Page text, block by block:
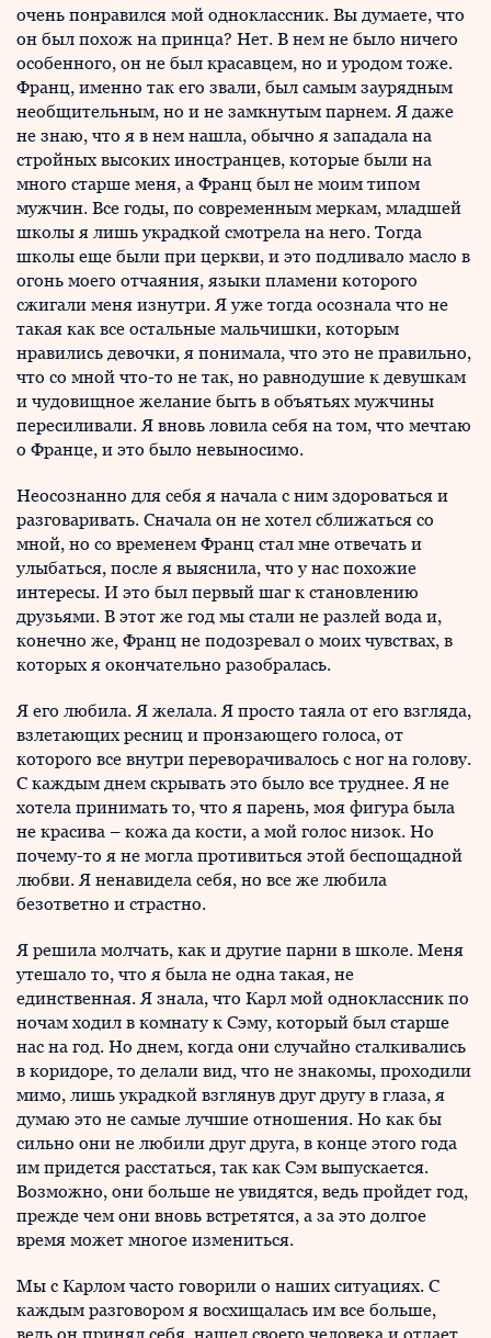
очень понравился мой одноклассник. Вы думаете, что
он был похож на принца? Нет. В нем не было ничего
особенного, он не был красавцем, но и уродом тоже.
Франц, именно так его звали, был самым заурядным
необщительным, но и не замкнутым парнем. Я даже
не знаю, что я в нем нашла, обычно я западала на
стройных высоких иностранцев, которые были на
много старше меня, а Франц был не моим типом
мужчин. Все годы, по современным меркам, младшей
школы я лишь украдкой смотрела на него. Тогда
школы еще были при церкви, и это подливало масло в
огонь моего отчаяния, языки пламени которого
сжигали меня изнутри. Я уже тогда осознала что не
такая как все остальные мальчишки, которым
нравились девочки, я понимала, что это не правильно,
что со мной что-то не так, но равнодушие к девушкам
и чудовищное желание быть в объятьях мужчины
пересиливали. Я вновь ловила себя на том, что мечтаю
о Франце, и это было невыносимо.
Неосознанно для себя я начала с ним здороваться и
разговаривать. Сначала он не хотел сближаться со
мной, но со временем Франц стал мне отвечать и
улыбаться, после я выяснила, что у нас похожие
интересы. И это был первый шаг к становлению
друзьями. В этот же год мы стали не разлей вода и,
конечно же, Франц не подозревал о моих чувствах, в
которых я окончательно разобралась.
Я его любила. Я желала. Я просто таяла от его взгляда,
взлетающих ресниц и пронзающего голоса, от
которого все внутри переворачивалось с ног на голову.
С каждым днем скрывать это было все труднее. Я не
хотела принимать то, что я парень, моя фигура была
не красива – кожа да кости, а мой голос низок. Но
почему-то я не могла противиться этой беспощадной
любви. Я ненавидела себя, но все же любила
безответно и страстно.
Я решила молчать, как и другие парни в школе. Меня
утешало то, что я была не одна такая, не
единственная. Я знала, что Карл мой одноклассник по
ночам ходил в комнату к Сэму, который был старше
нас на год. Но днем, когда они случайно сталкивались
в коридоре, то делали вид, что не знакомы, проходили
мимо, лишь украдкой взглянув друг другу в глаза, я
думаю это не самые лучшие отношения. Но как бы
сильно они не любили друг друга, в конце этого года
им придется расстаться, так как Сэм выпускается.
Возможно, они больше не увидятся, ведь пройдет год,
прежде чем они вновь встретятся, а за это долгое
время может многое измениться.
Мы с Карлом часто говорили о наших ситуациях. С
каждым разговором я восхищалась им все больше,